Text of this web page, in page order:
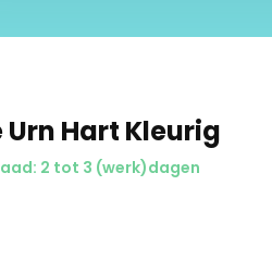
vakkundige medewerkers
Urn Hart Kleurig
2 tot 3 (werk)dagen